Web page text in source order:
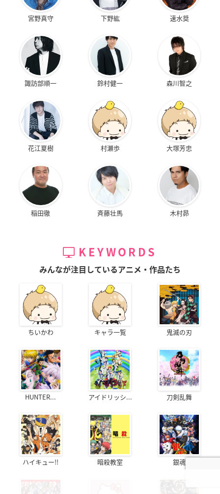
宮野真守 下野紘 速水奨
諏訪部順一 鈴村健一 森川智之
花江夏樹 村瀬歩 大塚芳忠
稲田徹 斉藤壮馬 木村昴
KEYWORDS
みんなが注目しているアニメ・作品たち
ちいかわ キャラ一覧 鬼滅の刃
HUNTER... アイドリッシ... 刀剣乱舞
ハイキュー!! 暗殺教室 銀魂